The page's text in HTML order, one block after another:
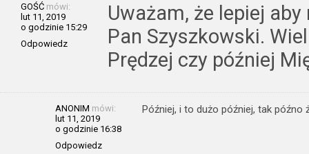
GOŚĆ mówi:
lut 11, 2019
o godzinie 15:29
Odpowiedz
Uważam, że lepiej
Pan Szyszkowski.
Prędzej czy później
ANONIM mówi:
lut 11, 2019
o godzinie 16:38
Odpowiedz
Później, i to dużo później, tak późno